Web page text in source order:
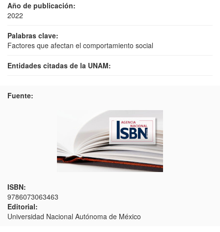
Año de publicación:
2022
Palabras clave:
Factores que afectan el comportamiento social
Entidades citadas de la UNAM:
Fuente:
ISBN:
9786073063463
Editorial:
Universidad Nacional Autónoma de México